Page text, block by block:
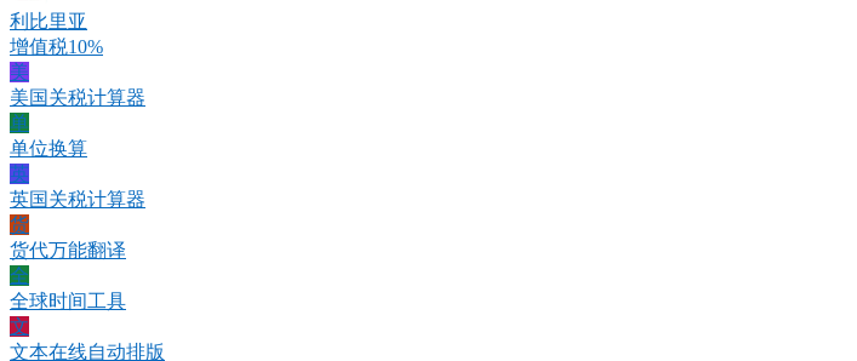
利比里亚
增值税10%
美
美国关税计算器
单
单位换算
英
英国关税计算器
货
货代万能翻译
全
全球时间工具
文
文本在线自动排版